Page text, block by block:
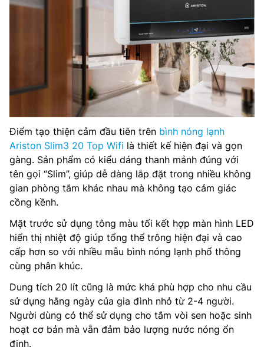
Điểm tạo thiện cảm đầu tiên trên bình nóng lạnh
Ariston Slim3 20 Top Wifi là thiết kế hiện đại và gọn
gàng. Sản phẩm có kiểu dáng thanh mảnh đúng với
tên gọi “Slim”, giúp dễ dàng lắp đặt trong nhiều không
gian phòng tắm khác nhau mà không tạo cảm giác
cồng kềnh.
Mặt trước sử dụng tông màu tối kết hợp màn hình LED
hiển thị nhiệt độ giúp tổng thể trông hiện đại và cao
cấp hơn so với nhiều mẫu bình nóng lạnh phổ thông
cùng phân khúc.
Dung tích 20 lít cũng là mức khá phù hợp cho nhu cầu
sử dụng hằng ngày của gia đình nhỏ từ 2-4 người.
Người dùng có thể sử dụng cho tắm vòi sen hoặc sinh
hoạt cơ bản mà vẫn đảm bảo lượng nước nóng ổn
định.